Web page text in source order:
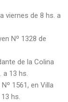
viernes de 8 hs. a
Nº 1328 de
de la Colina
a 13 hs.
1561, en Villa
hs.